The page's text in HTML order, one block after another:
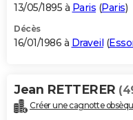
13/05/1895 à Paris (Paris)
Décès
16/01/1986 à Draveil (
Jean RETTERER
Créer une cagnotte